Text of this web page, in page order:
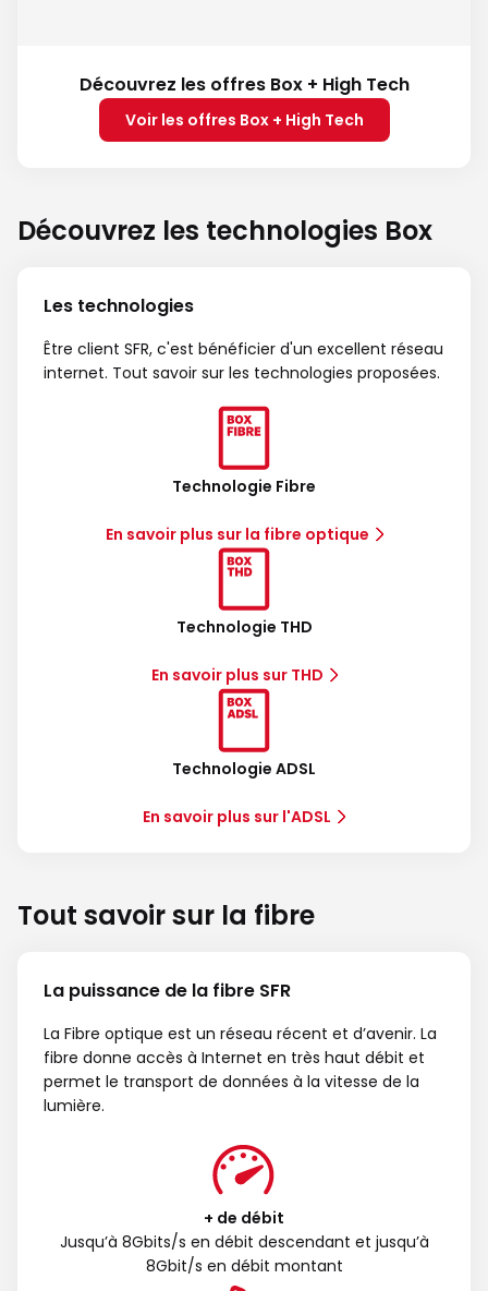
Découvrez les offres Box + High Tech
Voir les offres Box + High Tech
Découvrez les technologies Box
Les technologies
Être client SFR, c'est bénéficier d'un excellent réseau
internet. Tout savoir sur les technologies proposées.
Technologie Fibre
En savoir plus sur la fibre optique
Technologie THD
En savoir plus sur THD
Technologie ADSL
En savoir plus sur l'ADSL
Tout savoir sur la fibre
La puissance de la fibre SFR
La Fibre optique est un réseau récent et d’avenir. La
fibre donne accès à Internet en très haut débit et
permet le transport de données à la vitesse de la
lumière.
+ de débit
Jusqu’à 8Gbits/s en débit descendant et jusqu’à
8Gbit/s en débit montant